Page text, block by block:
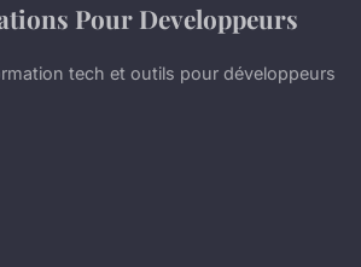
Pour Developpeurs
tech et outils pour développeurs